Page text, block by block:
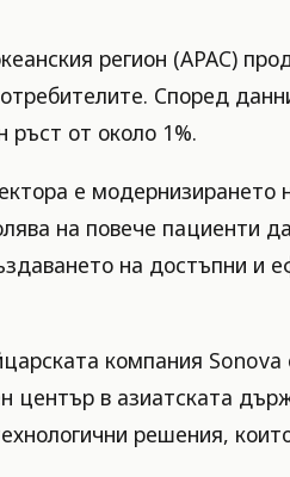
регион (APAC)
Според
ръст от около 1%.
е
на повече
на достъпни и
компания
център в азиатската
решения,